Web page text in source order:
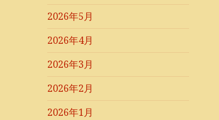
2026年5月
2026年4月
2026年3月
2026年2月
2026年1月